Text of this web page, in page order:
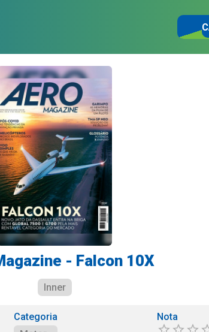
- Falcon 10X
Inner
Categoria
Nota